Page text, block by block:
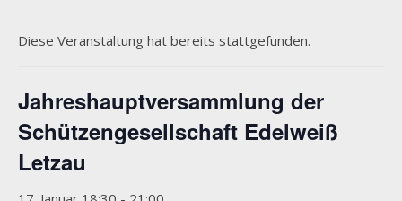
Diese Veranstaltung hat bereits stattgefunden.
Jahreshauptversammlung der
Schützengesellschaft Edelweiß
Letzau